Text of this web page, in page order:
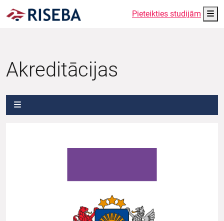
Pieteikties studijām
Akreditācijas